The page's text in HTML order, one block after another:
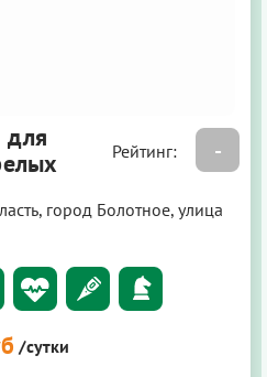
Рейтинг: -
город Болотное, улица
/сутки